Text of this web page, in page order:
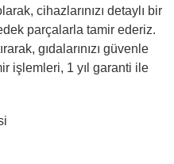
cihazlarınızı detaylı bir
parçalarla tamir ederiz.
gıdalarınızı güvenle
işlemleri, 1 yıl garanti ile